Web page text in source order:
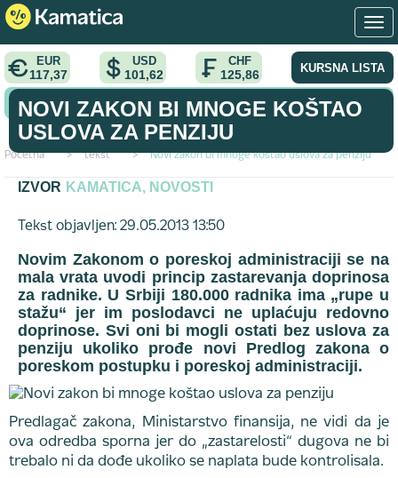
EUR
117,37
USD
101,62
CHF
125,86 KURSNA LISTA
KONVERTOR VALUTA
Početna > tekst > Novi zakon bi mnoge koštao uslova za penziju
NOVI ZAKON BI MNOGE KOŠTAO
USLOVA ZA PENZIJU
IZVOR KAMATICA, NOVOSTI
Tekst objavljen: 29.05.2013 13:50
Novim Zakonom o poreskoj administraciji se na
mala vrata uvodi princip zastarevanja doprinosa
za radnike. U Srbiji 180.000 radnika ima „rupe u
stažu“ jer im poslodavci ne uplaćuju redovno
doprinose. Svi oni bi mogli ostati bez uslova za
penziju ukoliko prođe novi Predlog zakona o
poreskom postupku i poreskoj administraciji.
Predlagač zakona, Ministarstvo finansija, ne vidi da je
ova odredba sporna jer do „zastarelosti“ dugova ne bi
trebalo ni da dođe ukoliko se naplata bude kontrolisala.